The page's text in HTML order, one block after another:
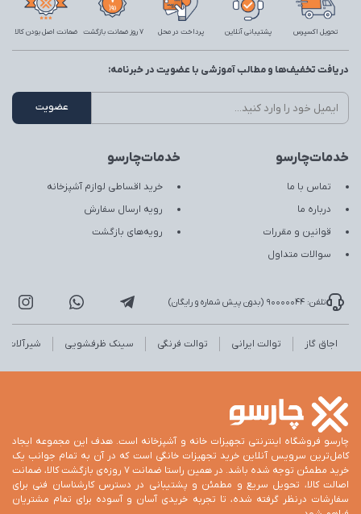
تحویل اکسپرس پشتیبانی آنلاین پرداخت در محل 7 روز ضمانت بازگشت ضمانت اصل بودن کالا
خدمات‌چارسو
تماس با ما
درباره ما
قوانین و مقررات
سوالات متداول
خدمات‌چارسو
خرید اقساطی لوازم آشپزخانه
رویه ارسال سفارش
رویه‌های بازگشت
دریافت تخفیف‌ها و مطالب آموزشی با عضویت در خبرنامه:
تلفن: 90000044 (بدون پیش شماره و رایگان)
اجاق گاز توالت ایرانی توالت فرنگی سینک ظرفشویی شیرآلات
چارسو فروشگاه اینترنتی تجهیزات خانه و آشپزخانه است. هدف این مجموعه ایجاد
کامل‌ترین سرویس آنلاین خرید تجهیزات خانگی است که در آن به تمام جوانب یک
خرید مطمئن توجه شده باشد. در همین راستا ضمانت 7 روزه‌ی بازگشت کالا، ضمانت
اصالت کالا، تحویل سریع و مطمئن و پشتیبانی در دسترس کارشناسان فنی برای
سفارشات درنظر گرفته شده، تا تجربه خریدی آسان و آسوده برای تمام مشتریان